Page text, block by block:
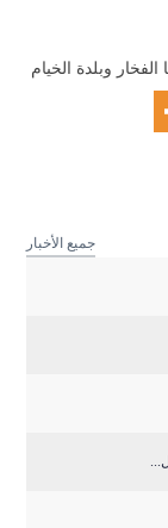
وبلدة الخيام
جميع الأخبار